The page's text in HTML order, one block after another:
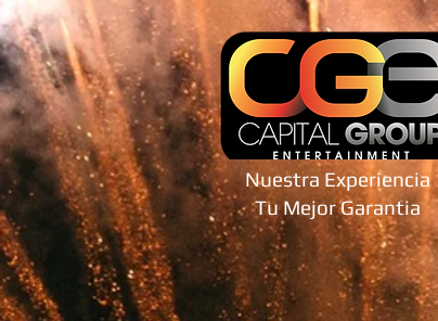
Nuestra Experiencia
Tu Mejor Garantia